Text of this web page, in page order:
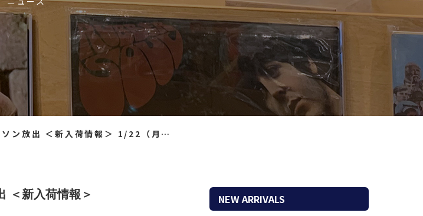
情報＞ 1/22（月）14：40出品 ※通販リスト付
＜新入荷情報＞
NEW ARRIVALS